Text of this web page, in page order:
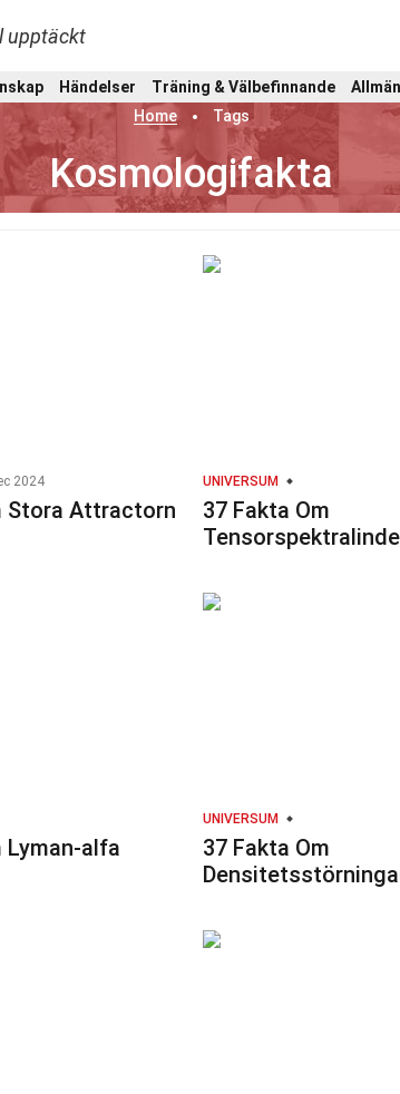
upptäckt
Händelser Träning & Välbefinnande
Home
Tags
Kosmologifakta
2024
Stora Attractorn
UNIVERSUM
37 Fakta Om
Lyman-alfa
UNIVERSUM
37 Fakta Om